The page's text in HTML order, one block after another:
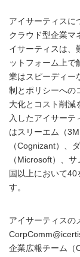
アイサーティスに
クラウド型企業マ
イサーティスは、
ットフォーム上で
業はスピーディー
制とポリシーへの
大化とコスト削減
入したアイサーテ
はスリーエム（
（Cognizant）、
（Microsoft）、
国以上において
す。
アイサーティスの
企業広報チーム（